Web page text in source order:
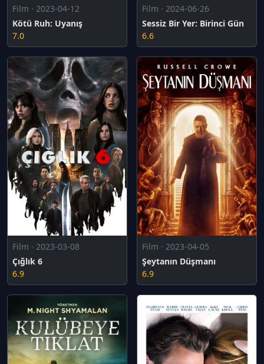
Film · 2023-04-12
Kötü Ruh: Uyanış
7.0
Film · 2024-06-26
Sessiz Bir Yer: Birinci Gün
6.6
Film · 2023-03-08
Çığlık 6
6.9
Film · 2023-04-05
Şeytanın Düşmanı
6.9